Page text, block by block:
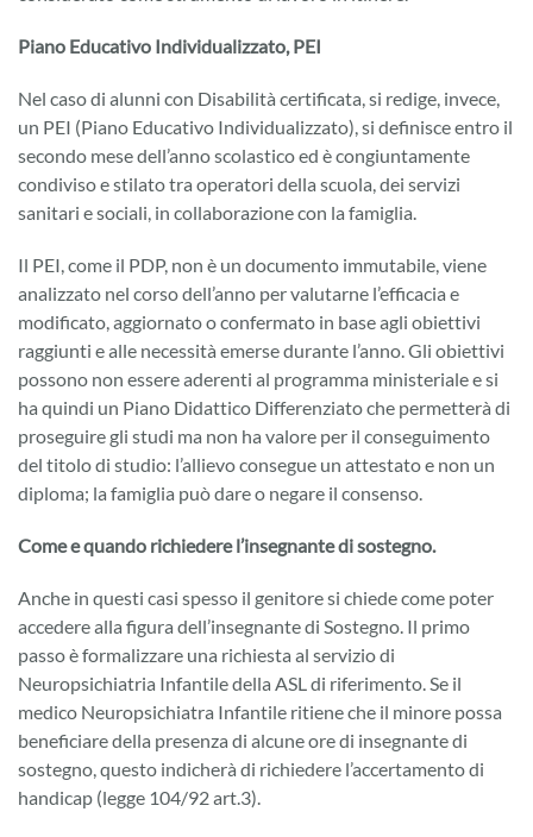
Piano Educativo Individualizzato, PEI
Nel caso di alunni con Disabilità certificata, si redige, invece,
un PEI (Piano Educativo Individualizzato), si definisce entro il
secondo mese dell’anno scolastico ed è congiuntamente
condiviso e stilato tra operatori della scuola, dei servizi
sanitari e sociali, in collaborazione con la famiglia.
Il PEI, come il PDP, non è un documento immutabile, viene
analizzato nel corso dell’anno per valutarne l’efficacia e
modificato, aggiornato o confermato in base agli obiettivi
raggiunti e alle necessità emerse durante l’anno. Gli obiettivi
possono non essere aderenti al programma ministeriale e si
ha quindi un Piano Didattico Differenziato che permetterà di
proseguire gli studi ma non ha valore per il conseguimento
del titolo di studio: l’allievo consegue un attestato e non un
diploma; la famiglia può dare o negare il consenso.
Come e quando richiedere l’insegnante di sostegno.
Anche in questi casi spesso il genitore si chiede come poter
accedere alla figura dell’insegnante di Sostegno. Il primo
passo è formalizzare una richiesta al servizio di
Neuropsichiatria Infantile della ASL di riferimento. Se il
medico Neuropsichiatra Infantile ritiene che il minore possa
beneficiare della presenza di alcune ore di insegnante di
sostegno, questo indicherà di richiedere l’accertamento di
handicap (legge 104/92 art.3).